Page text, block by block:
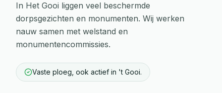
In Het Gooi liggen veel beschermde
dorpsgezichten en monumenten. Wij werken
nauw samen met welstand en
monumentencommissies.
Vaste ploeg, ook actief in 't Gooi.